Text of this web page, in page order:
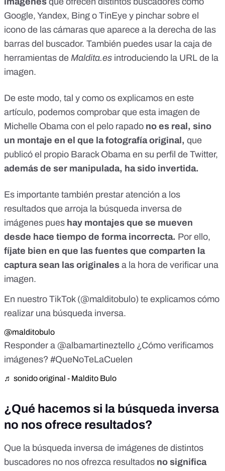
Google, Yandex, Bing o TinEye y pinchar sobre el
icono de las cámaras que aparece a la derecha de las
barras del buscador. También puedes usar la caja de
herramientas de Maldita.es introduciendo la URL de la
imagen.
De este modo, tal y como os explicamos en este
artículo, podemos comprobar que esta imagen de
Michelle Obama con el pelo rapado no es real, sino
un montaje en el que la fotografía original, que
publicó el propio Barack Obama en su perfil de Twitter,
además de ser manipulada, ha sido invertida.
Es importante también prestar atención a los
resultados que arroja la búsqueda inversa de
imágenes pues hay montajes que se mueven
desde hace tiempo de forma incorrecta. Por ello,
fíjate bien en que las fuentes que comparten la
captura sean las originales a la hora de verificar una
imagen.
En nuestro TikTok (@malditobulo) te explicamos cómo
realizar una búsqueda inversa.
@malditobulo
Responder a @albamartineztello ¿Cómo verificamos
imágenes? #QueNoTeLaCuelen
♬ sonido original - Maldito Bulo
¿Qué hacemos si la búsqueda inversa
no nos ofrece resultados?
Que la búsqueda inversa de imágenes de distintos
buscadores no nos ofrezca resultados no significa